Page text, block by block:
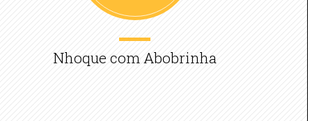
Nhoque com Abobrinha